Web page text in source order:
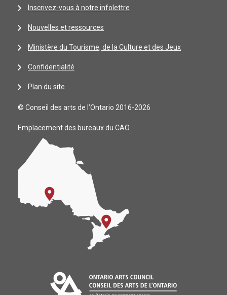
Inscrivez-vous à notre infolettre
Nouvelles et ressources
Ministère du Tourisme, de la Culture et des Jeux
Confidentialité
Plan du site
© Conseil des arts de l’Ontario 2016-2026
Emplacement des bureaux du CAO